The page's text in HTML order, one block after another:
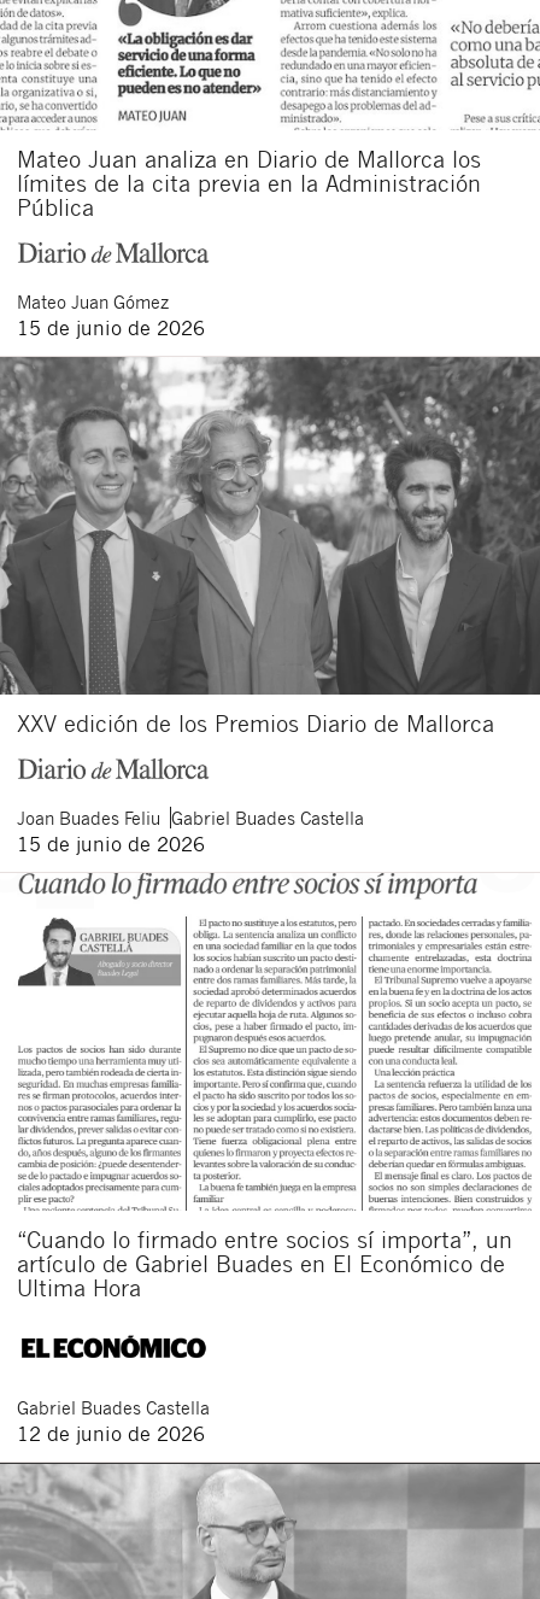
Mateo Juan analiza en Diario de Mallorca los
límites de la cita previa en la Administración
Pública
Mateo Juan Gómez
15 de junio de 2026
XXV edición de los Premios Diario de Mallorca
Joan Buades Feliu Gabriel Buades Castella
15 de junio de 2026
“Cuando lo firmado entre socios sí importa”, un
artículo de Gabriel Buades en El Económico de
Ultima Hora
Gabriel Buades Castella
12 de junio de 2026